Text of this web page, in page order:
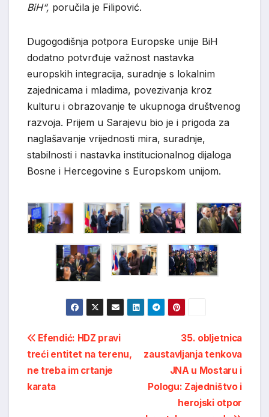
BiH“, poručila je Filipović.
Dugogodišnja potpora Europske unije BiH
dodatno potvrđuje važnost nastavka
europskih integracija, suradnje s lokalnim
zajednicama i mladima, povezivanja kroz
kulturu i obrazovanje te ukupnoga društvenog
razvoja. Prijem u Sarajevu bio je i prigoda za
naglašavanje vrijednosti mira, suradnje,
stabilnosti i nastavka institucionalnog dijaloga
Bosne i Hercegovine s Europskom unijom.
Post
navigation
35. obljetnica
zaustavljanja tenkova
JNA u Mostaru i
Pologu: Zajedništvo i
herojski otpor
Efendić: HDZ pravi
treći entitet na terenu,
ne treba im crtanje
karata